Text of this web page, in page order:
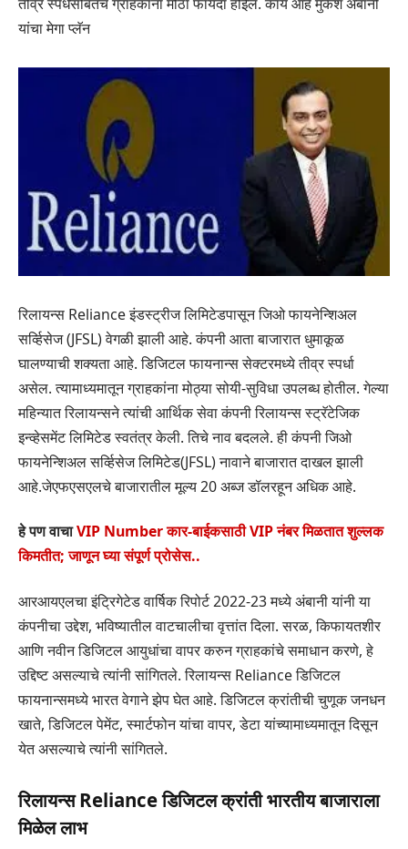
यांचा मेगा प्लॅन
रिलायन्स Reliance इंडस्ट्रीज लिमिटेडपासून जिओ फायनेन्शिअल
सर्व्हिसेज (JFSL) वेगळी झाली आहे. कंपनी आता बाजारात धुमाकूळ
घालण्याची शक्यता आहे. डिजिटल फायनान्स सेक्टरमध्ये तीव्र स्पर्धा
असेल. त्यामाध्यमातून ग्राहकांना मोठ्या सोयी-सुविधा उपलब्ध होतील. गेल्या
महिन्यात रिलायन्सने त्यांची आर्थिक सेवा कंपनी रिलायन्स स्ट्रॅटेजिक
इन्व्हेसमेंट लिमिटेड स्वतंत्र केली. तिचे नाव बदलले. ही कंपनी जिओ
फायनेन्शिअल सर्व्हिसेज लिमिटेड(JFSL) नावाने बाजारात दाखल झाली
आहे.जेएफएसएलचे बाजारातील मूल्य 20 अब्ज डॉलरहून अधिक आहे.
हे पण वाचाVIP Number कार-बाईकसाठी VIP नंबर मिळतात शुल्लक
किमतीत; जाणून घ्या संपूर्ण प्रोसेस..
आरआयएलचा इंट्रिगेटेड वार्षिक रिपोर्ट 2022-23 मध्ये अंबानी यांनी या
कंपनीचा उद्देश, भविष्यातील वाटचालीचा वृत्तांत दिला. सरळ, किफायतशीर
आणि नवीन डिजिटल आयुधांचा वापर करुन ग्राहकांचे समाधान करणे, हे
उद्दिष्ट असल्याचे त्यांनी सांगितले. रिलायन्स Reliance डिजिटल
फायनान्समध्ये भारत वेगाने झेप घेत आहे. डिजिटल क्रांतीची चुणूक जनधन
खाते, डिजिटल पेमेंट, स्मार्टफोन यांचा वापर, डेटा यांच्यामाध्यमातून दिसून
येत असल्याचे त्यांनी सांगितले.
रिलायन्स Reliance डिजिटल क्रांती भारतीय बाजाराला
मिळेल लाभ